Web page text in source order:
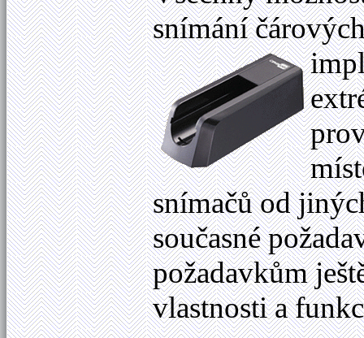
snímání
snímačů od
současné
požadavkům
vlastnosti a